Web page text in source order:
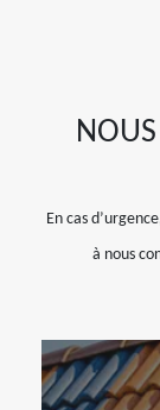
En cas
à nous